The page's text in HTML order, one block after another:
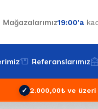
Mağazalarımız19:00'a
Referanslarımız
✓ 2.000,00₺ ve